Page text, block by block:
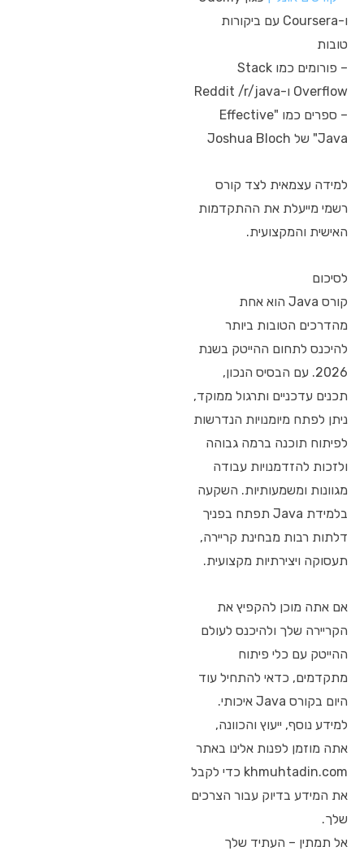
ו-Coursera עם ביקורות
טובות
– פורומים כמו Stack
Overflow ו-Reddit /r/java
– ספרים כמו "Effective
Java" של Joshua Bloch
למידה עצמאית לצד קורס
רשמי מייעלת את ההתקדמות
האישית והמקצועית.
לסיכום
קורס Java הוא אחת
מהדרכים הטובות ביותר
להיכנס לתחום ההייטק בשנת
2026. עם הבסיס הנכון,
תכנים עדכניים ותרגול ממוקד,
ניתן לפתח מיומנויות הנדרשות
לפיתוח תוכנה ברמה גבוהה
ולזכות להזדמנויות עבודה
מגוונות ומשמעותיות. השקעה
בלמידת Java תפתח בפניך
דלתות רבות מבחינת קריירה,
תעסוקה ויצירתיות מקצועית.
אם אתה מוכן להקפיץ את
הקריירה שלך ולהיכנס לעולם
ההייטק עם כלי פיתוח
מתקדמים, כדאי להתחיל עוד
היום בקורס Java איכותי.
למידע נוסף, ייעוץ והכוונה,
אתה מוזמן לפנות אלינו באתר
khmuhtadin.com כדי לקבל
את המידע בדיוק עבור הצרכים
שלך.
אל תמתין – העתיד שלך